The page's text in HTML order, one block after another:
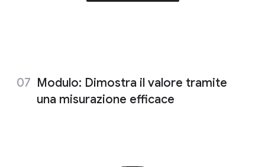
Modulo: Dimostra il valore tramite
una misurazione efficace